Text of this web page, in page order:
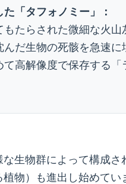
「タフォノミー」：
たらされた微細な火山
だ生物の死骸を急速
高解像度で保存する
生物群によって構成
物）も進出し始めて